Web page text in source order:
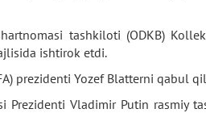
tashkiloti (ODKB)
ishtirok etdi.
prezidenti Yozef Blatterni qabul
Prezidenti Vladimir Putin rasmiy